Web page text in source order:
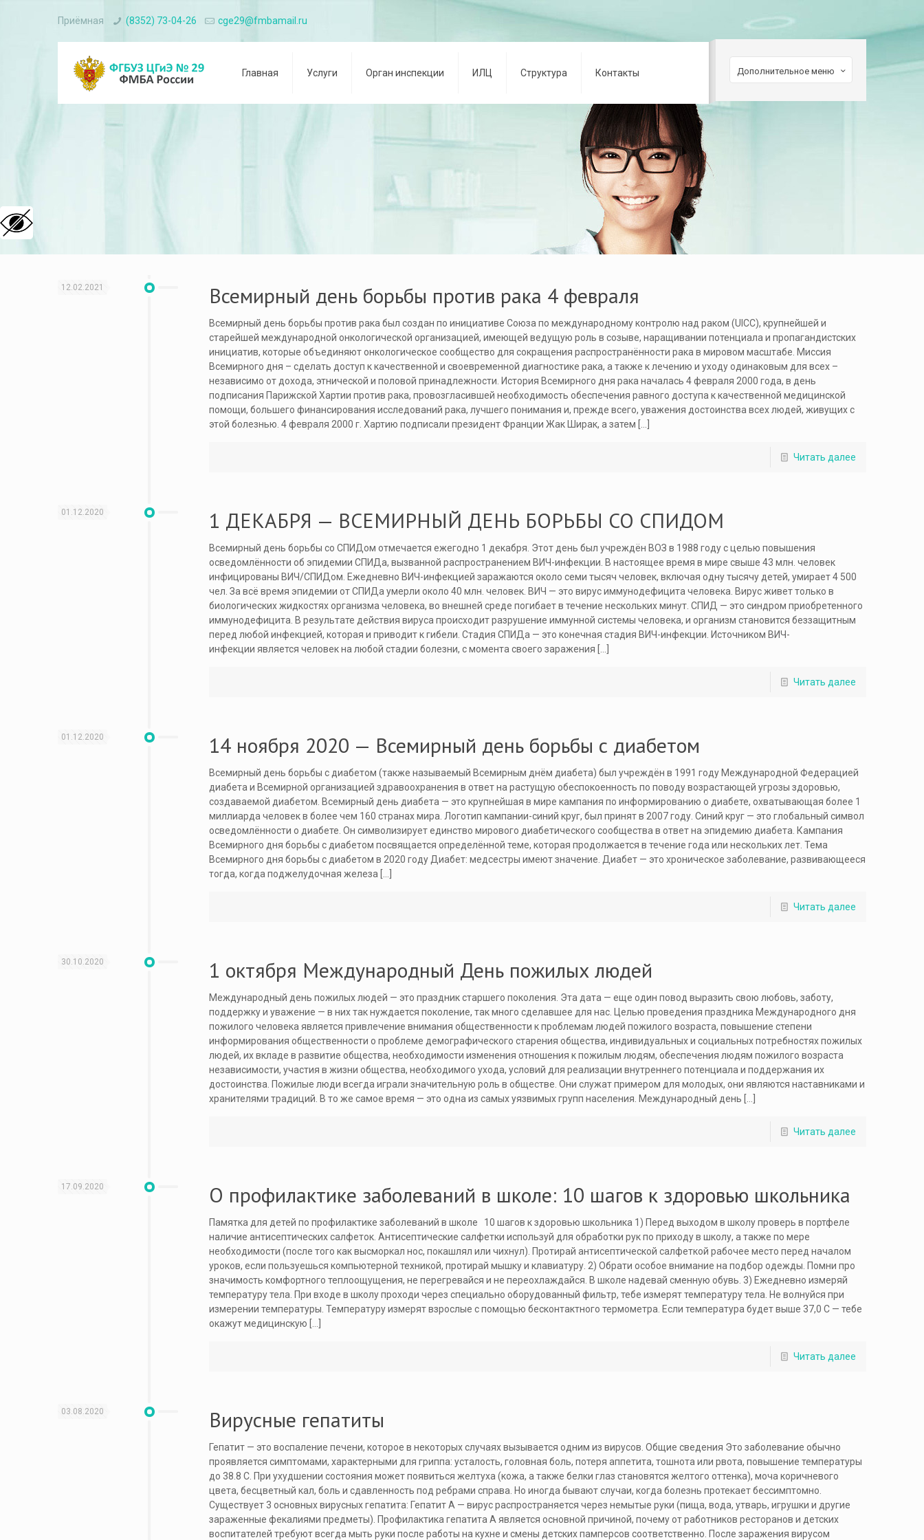
Приёмная (8352) 73-04-26 cge29@fmbamail.ru
Главная Услуги Орган инспекции ИЛЦ Структура Контакты Дополнительное меню
12.02.2021 Всемирный день борьбы против рака 4 февраля
Всемирный день борьбы против рака был создан по инициативе Союза по международному контролю над раком (UICC), крупнейшей и
старейшей международной онкологической организацией, имеющей ведущую роль в созыве, наращивании потенциала и пропагандистских
инициатив, которые объединяют онкологическое сообщество для сокращения распространённости рака в мировом масштабе. Миссия
Всемирного дня – сделать доступ к качественной и своевременной диагностике рака, а также к лечению и уходу одинаковым для всех –
независимо от дохода, этнической и половой принадлежности. История Всемирного дня рака началась 4 февраля 2000 года, в день
подписания Парижской Хартии против рака, провозгласившей необходимость обеспечения равного доступа к качественной медицинской
помощи, большего финансирования исследований рака, лучшего понимания и, прежде всего, уважения достоинства всех людей, живущих с
этой болезнью. 4 февраля 2000 г. Хартию подписали президент Франции Жак Ширак, а затем
Читать далее
01.12.2020 1 ДЕКАБРЯ — ВСЕМИРНЫЙ ДЕНЬ БОРЬБЫ СО СПИДОМ
Всемирный день борьбы со СПИДом отмечается ежегодно 1 декабря. Этот день был учреждён ВОЗ в 1988 году с целью повышения
осведомлённости об эпидемии СПИДа, вызванной распространением ВИЧ-инфекции. В настоящее время в мире свыше 43 млн. человек
инфицированы ВИЧ/СПИДом. Ежедневно ВИЧ-инфекцией заражаются около семи тысяч человек, включая одну тысячу детей, умирает 4 500
чел. За всё время эпидемии от СПИДа умерли около 40 млн. человек. ВИЧ — это вирус иммунодефицита человека. Вирус живет только в
биологических жидкостях организма человека, во внешней среде погибает в течение нескольких минут. СПИД — это синдром приобретенного
иммунодефицита. В результате действия вируса происходит разрушение иммунной системы человека, и организм становится беззащитным
перед любой инфекцией, которая и приводит к гибели. Стадия СПИДа — это конечная стадия ВИЧ-инфекции. Источником ВИЧ-
инфекции является человек на любой стадии болезни, с момента своего заражения
Читать далее
01.12.2020 14 ноября 2020 — Всемирный день борьбы с диабетом
Всемирный день борьбы с диабетом (также называемый Всемирным днём диабета) был учреждён в 1991 году Международной Федерацией
диабета и Всемирной организацией здравоохранения в ответ на растущую обеспокоенность по поводу возрастающей угрозы здоровью,
создаваемой диабетом. Всемирный день диабета — это крупнейшая в мире кампания по информированию о диабете, охватывающая более 1
миллиарда человек в более чем 160 странах мира. Логотип кампании-синий круг, был принят в 2007 году. Синий круг — это глобальный символ
осведомлённости о диабете. Он символизирует единство мирового диабетического сообщества в ответ на эпидемию диабета. Кампания
Всемирного дня борьбы с диабетом посвящается определённой теме, которая продолжается в течение года или нескольких лет. Тема
Всемирного дня борьбы с диабетом в 2020 году Диабет: медсестры имеют значение. Диабет — это хроническое заболевание, развивающееся
тогда, когда поджелудочная железа
Читать далее
30.10.2020 1 октября Международный День пожилых людей
Международный день пожилых людей — это праздник старшего поколения. Эта дата — еще один повод выразить свою любовь, заботу,
поддержку и уважение — в них так нуждается поколение, так много сделавшее для нас. Целью проведения праздника Международного дня
пожилого человека является привлечение внимания общественности к проблемам людей пожилого возраста, повышение степени
информирования общественности о проблеме демографического старения общества, индивидуальных и социальных потребностях пожилых
людей, их вкладе в развитие общества, необходимости изменения отношения к пожилым людям, обеспечения людям пожилого возраста
независимости, участия в жизни общества, необходимого ухода, условий для реализации внутреннего потенциала и поддержания их
достоинства. Пожилые люди всегда играли значительную роль в обществе. Они служат примером для молодых, они являются наставниками и
хранителями традиций. В то же самое время — это одна из самых уязвимых групп населения. Международный день
Читать далее
17.09.2020 О профилактике заболеваний в школе: 10 шагов к здоровью школьника
Памятка для детей по профилактике заболеваний в школе 10 шагов к здоровью школьника 1) Перед выходом в школу проверь в портфеле
наличие антисептических салфеток. Антисептические салфетки используй для обработки рук по приходу в школу, а также по мере
необходимости (после того как высморкал нос, покашлял или чихнул). Протирай антисептической салфеткой рабочее место перед началом
уроков, если пользуешься компьютерной техникой, протирай мышку и клавиатуру. 2) Обрати особое внимание на подбор одежды. Помни про
значимость комфортного теплоощущения, не перегревайся и не переохлаждайся. В школе надевай сменную обувь. 3) Ежедневно измеряй
температуру тела. При входе в школу проходи через специально оборудованный фильтр, тебе измерят температуру тела. Не волнуйся при
измерении температуры. Температуру измерят взрослые с помощью бесконтактного термометра. Если температура будет выше 37,0 С — тебе
окажут медицинскую
Читать далее
03.08.2020 Вирусные гепатиты
Гепатит — это воспаление печени, которое в некоторых случаях вызывается одним из вирусов. Общие сведения Это заболевание обычно
проявляется симптомами, характерными для гриппа: усталость, головная боль, потеря аппетита, тошнота или рвота, повышение температуры
до 38.8 С. При ухудшении состояния может появиться желтуха (кожа, а также белки глаз становятся желтого оттенка), моча коричневого
цвета, бесцветный кал, боль и сдавленность под ребрами справа. Но иногда бывают случаи, когда болезнь протекает бессимптомно.
Существует 3 основных вирусных гепатита: Гепатит А — вирус распространяется через немытые руки (пища, вода, утварь, игрушки и другие
зараженные фекалиями предметы). Профилактика гепатита А является основной причиной, почему от работников ресторанов и детских
воспитателей требуют всегда мыть руки после работы на кухне и смены детских памперсов соответственно. После заражения вирусом